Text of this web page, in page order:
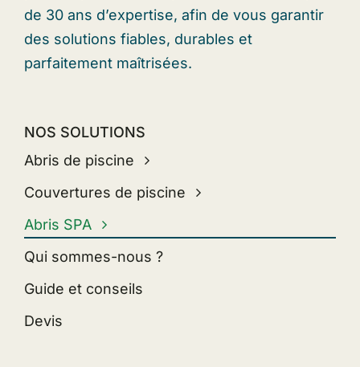
de 30 ans d’expertise, afin de vous garantir
des solutions fiables, durables et
parfaitement maîtrisées.
NOS SOLUTIONS
Abris de piscine
Couvertures de piscine
Abris SPA
Qui sommes-nous ?
Guide et conseils
Devis